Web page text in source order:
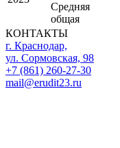
Средняя
общая
КОНТАКТЫ
г. Краснодар,
ул. Сормовская, 98
+7 (861) 260-27-30
mail@erudit23.ru